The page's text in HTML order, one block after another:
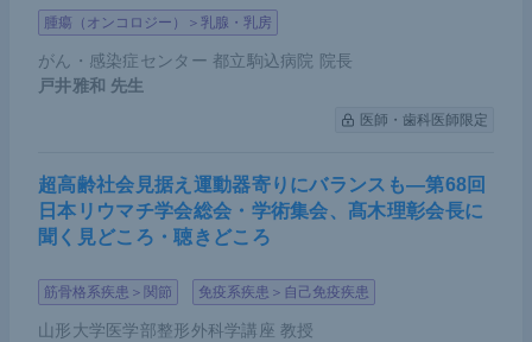
腫瘍（オンコロジー）＞乳腺・乳房
がん・感染症センター 都立駒込病院 院長
戸井雅和 先生
医師・歯科医師限定
超高齢社会見据え運動器寄りにバランスも―第68回
日本リウマチ学会総会・学術集会、髙木理彰会長に
聞く見どころ・聴きどころ
筋骨格系疾患＞関節 免疫系疾患＞自己免疫疾患
山形大学医学部整形外科学講座 教授